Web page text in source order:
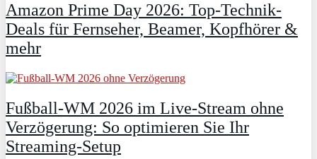
Amazon Prime Day 2026: Top-Technik-
Deals für Fernseher, Beamer, Kopfhörer &
mehr
Fußball-WM 2026 im Live-Stream ohne
Verzögerung: So optimieren Sie Ihr
Streaming-Setup